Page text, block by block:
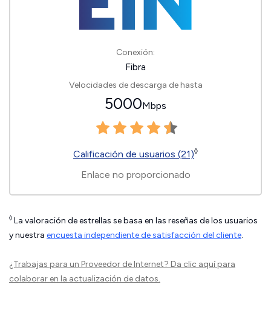
Conexión:
Fibra
Velocidades de descarga de hasta
5000Mbps
Calificación de usuarios (21)◊
Enlace no proporcionado
◊ La valoración de estrellas se basa en las reseñas de los usuarios
y nuestra encuesta independiente de satisfacción del cliente.
¿Trabajas para un Proveedor de Internet? Da clic aquípara
colaborar en la actualización de datos.